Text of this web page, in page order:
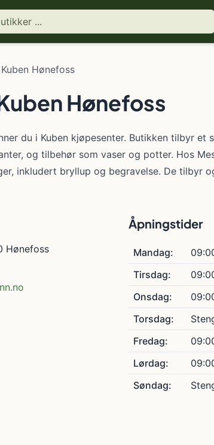
Hønefoss
Hønefoss
du i Kuben kjøpesenter. Butikken tilbyr
og tilbehør som vaser og potter. Hos
inkludert bryllup og begravelse. De tilbyr
Hønefoss
Åpningstider
Mandag:
Tirsdag:
Onsdag:
Torsdag:
Fredag:
Lørdag:
Søndag: